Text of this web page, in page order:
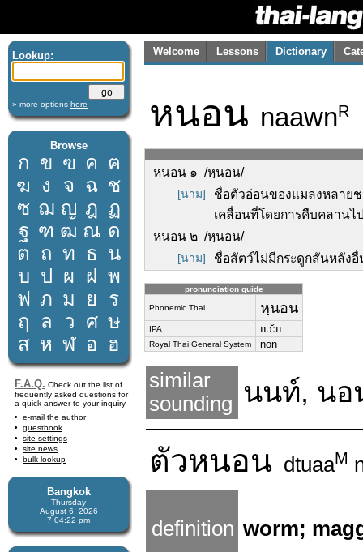
Lookup:
» more options here
Browse
ก ข ฃ ค ฅ
ฆ ง จ ฉ ช
ซ ฌ ญ ฎ ฏ
ฐ ฑ ฒ ณ ด
ต ถ ท ธ น
บ ป ผ ฝ พ
ฟ ภ ม ย
ร
ฤ
ล ว ศ ษ
ส ห ฬ อ ฮ
F.A.Q. Check out the list of
frequently asked questions for
a quick answer to your inquiry
e-mail the author
guestbook
site settings
site news
bulk lookup
Bangkok
Thursday
August 6, 2026
7:04:23 pm
Welcome Lessons Dictionary
หนอน naawnR
หนอน ๑ /หฺนอน/
[นาม]
ชื่อตัวอ่อนของแมลงหลายช
เคลื่อนที่โดยการคืบคลานไ
หนอน ๒ /หฺนอน/
[นาม] ชื่อสัตว์ไม่มีกระดูกสันหลัง
pronunciation guide
Phonemic Thai หฺนอน
IPA nɔ̌ːn
Royal Thai General System non
similar
sounding นนท์, นอ
ตัวหนอน dtuaaM
definition worm;